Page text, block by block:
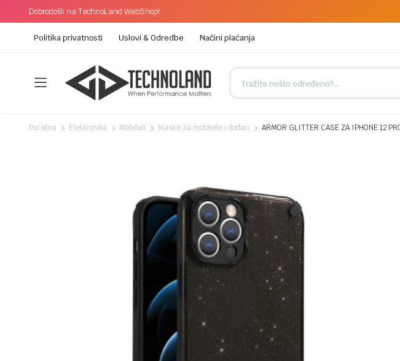
Dobrodošli na TechnoLand WebShop!
Politika privatnosti Uslovi & Odredbe Načini plaćanja
Početna Elektronika Mobiteli Maske za mobitele i dodaci ARMOR GLITTER CASE ZA IPHONE 12